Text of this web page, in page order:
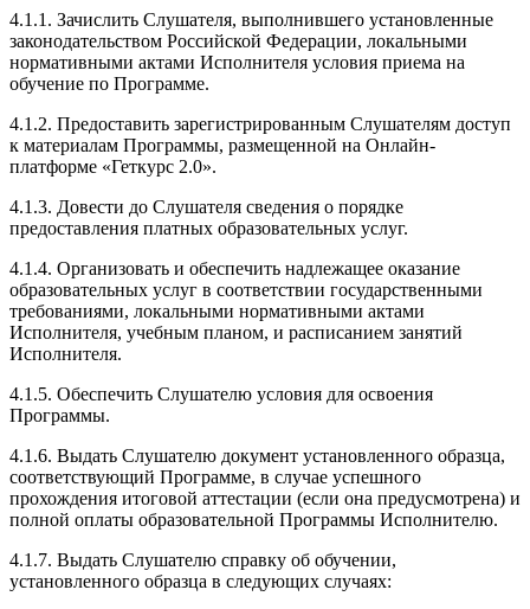
4.1.1. Зачислить Слушателя, выполнившего установленные
законодательством Российской Федерации, локальными
нормативными актами Исполнителя условия приема на
обучение по Программе.
4.1.2. Предоставить зарегистрированным Слушателям доступ
к материалам Программы, размещенной на Онлайн-
платформе «Геткурс 2.0».
4.1.3. Довести до Слушателя сведения о порядке
предоставления платных образовательных услуг.
4.1.4. Организовать и обеспечить надлежащее оказание
образовательных услуг в соответствии государственными
требованиями, локальными нормативными актами
Исполнителя, учебным планом, и расписанием занятий
Исполнителя.
4.1.5. Обеспечить Слушателю условия для освоения
Программы.
4.1.6. Выдать Слушателю документ установленного образца,
соответствующий Программе, в случае успешного
прохождения итоговой аттестации (если она предусмотрена) и
полной оплаты образовательной Программы Исполнителю.
4.1.7. Выдать Слушателю справку об обучении,
установленного образца в следующих случаях: